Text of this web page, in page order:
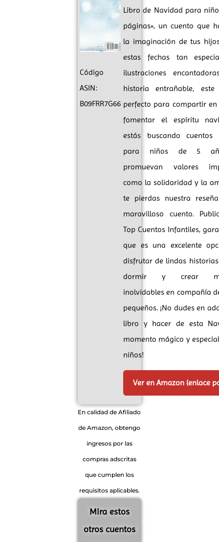
Código
ASIN:
B09FRR7G66
Libro de Navidad para
páginas», un cuento que
la imaginación de tus
estas fechas tan
ilustraciones
historia entrañable,
perfecto para compartir
fomentar el espíritu
estás buscando cuentos
para niños de 5
promuevan valores
como la solidaridad y la
te pierdas nuestra
maravilloso cuento.
Top Cuentos Infantiles,
que es una excelente
disfrutar de lindas
dormir y crear
inolvidables en compañía
pequeños. ¡No dudes en
libro y hacer de esta
momento mágico y
niños!
Ver en Amazon (enlace
En calidad de Afiliado
de Amazon, obtengo
ingresos por las
compras adscritas
que cumplen los
requisitos aplicables.
Mira estos
otros cuentos